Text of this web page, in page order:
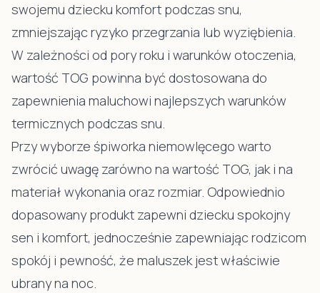
swojemu dziecku komfort podczas snu,
zmniejszając ryzyko przegrzania lub wyziębienia.
W zależności od pory roku i warunków otoczenia,
wartość TOG powinna być dostosowana do
zapewnienia maluchowi najlepszych warunków
termicznych podczas snu.
Przy wyborze śpiworka niemowlęcego warto
zwrócić uwagę zarówno na wartość TOG, jak i na
materiał wykonania oraz rozmiar. Odpowiednio
dopasowany produkt zapewni dziecku spokojny
sen i komfort, jednocześnie zapewniając rodzicom
spokój i pewność, że maluszek jest właściwie
ubrany na noc.